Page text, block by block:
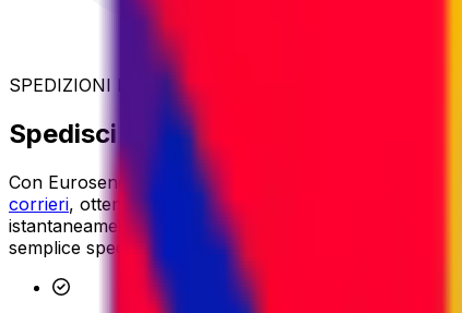
SPEDIZIONI INTERNAZIONALI CONVENIENTI
Spedisci il tuo pacco verso
Con Eurosender, le spedizioni internazionali sono
corrieri, otteniamo tariffe esclusive e
istantaneamente il
miglior prezzo disponibile
semplice spedire qualsiasi pacco verso Svizzera.